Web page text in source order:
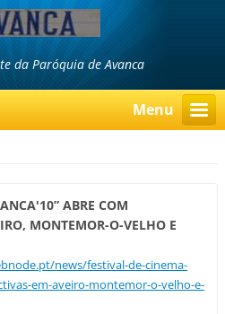
da Paróquia de Avanca
Menu
ABRE COM
MONTEMOR-O-VELHO E
news/festival-de-cinema-
em-aveiro-montemor-o-velho-e-